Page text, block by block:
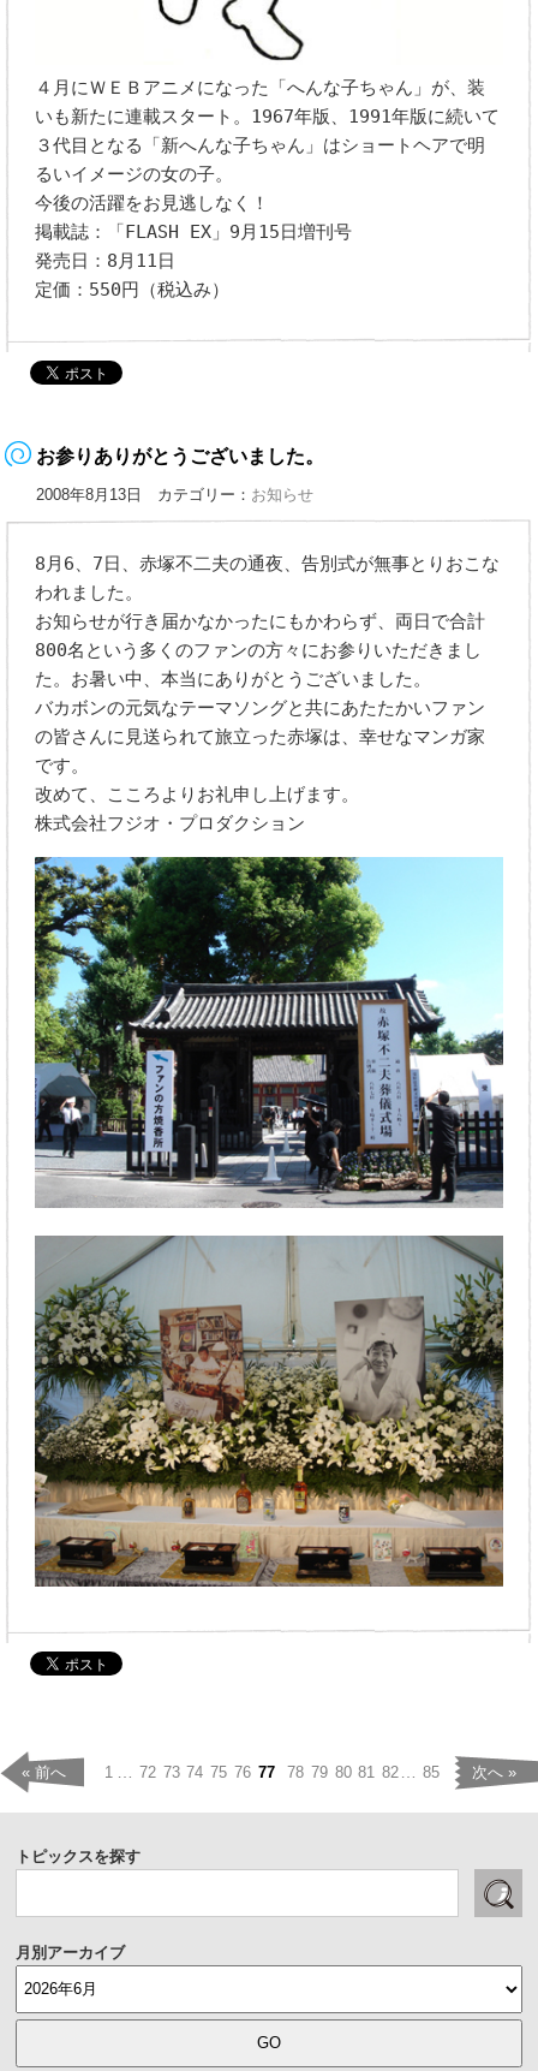
４月にＷＥＢアニメになった「へんな子ちゃん」が、装
いも新たに連載スタート。1967年版、1991年版に続いて
３代目となる「新へんな子ちゃん」はショートヘアで明
るいイメージの女の子。
今後の活躍をお見逃しなく！
掲載誌：「FLASH EX」9月15日増刊号
発売日：8月11日
定価：550円（税込み）
お参りありがとうございました。
2008年8月13日 カテゴリー： お知らせ
8月6、7日、赤塚不二夫の通夜、告別式が無事とりおこな
われました。
お知らせが行き届かなかったにもかわらず、両日で合計
800名という多くのファンの方々にお参りいただきまし
た。お暑い中、本当にありがとうございました。
バカボンの元気なテーマソングと共にあたたかいファン
の皆さんに見送られて旅立った赤塚は、幸せなマンガ家
です。
改めて、こころよりお礼申し上げます。
株式会社フジオ・プロダクション
« 前へ 1 72 73 74 75 76 77 78 79 80 81 82 85 次へ »
トピックスを探す
月別アーカイブ